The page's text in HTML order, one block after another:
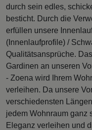
durch sein edles,
besticht. Durch die
erfüllen unsere
(Innenlaufprofile) /
Qualitätsansprüche.
Gardinen an unseren
- Zoena wird Ihrem
verleihen. Da unsere
verschiedensten
jedem Wohnraum ganz
Eleganz verleihen und